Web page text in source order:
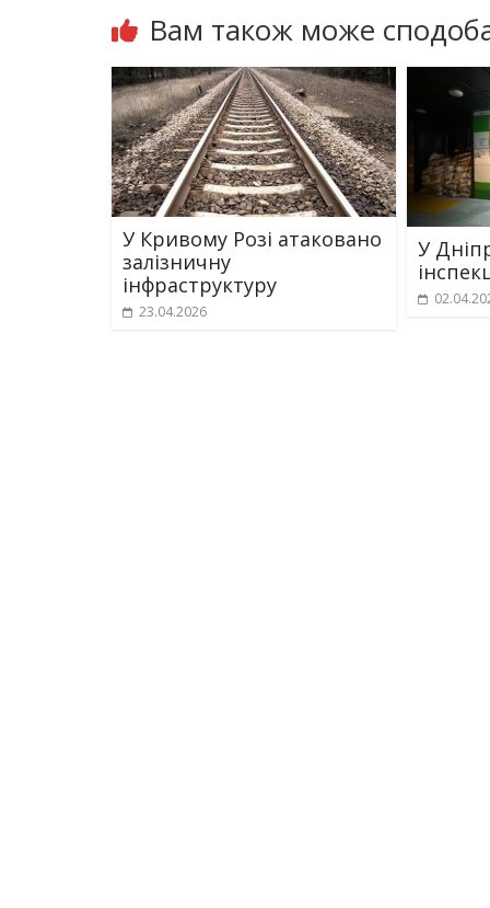
Вам також може
У Кривому Розі атаковано
залізничну
інфраструктуру
23.04.2026
У